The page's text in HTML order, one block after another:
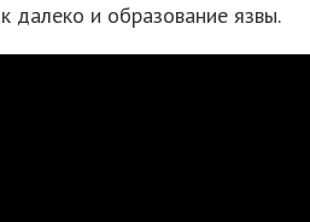
далеко и образование язвы.